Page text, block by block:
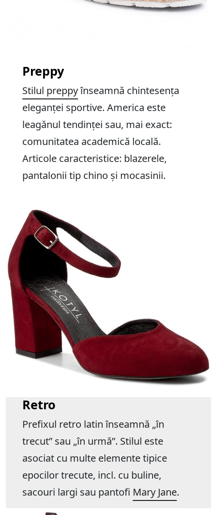
Preppy
Stilul preppyînseamnă chintesența
eleganței sportive. America este
leagănul tendinței sau, mai exact:
comunitatea academică locală.
Articole caracteristice: blazerele,
pantalonii tip chino și mocasinii.
Retro
Prefixul retro latin înseamnă „în
trecut” sau „în urmă”. Stilul este
asociat cu multe elemente tipice
epocilor trecute, incl. cu buline,
sacouri largi sau pantofi Mary Jane.